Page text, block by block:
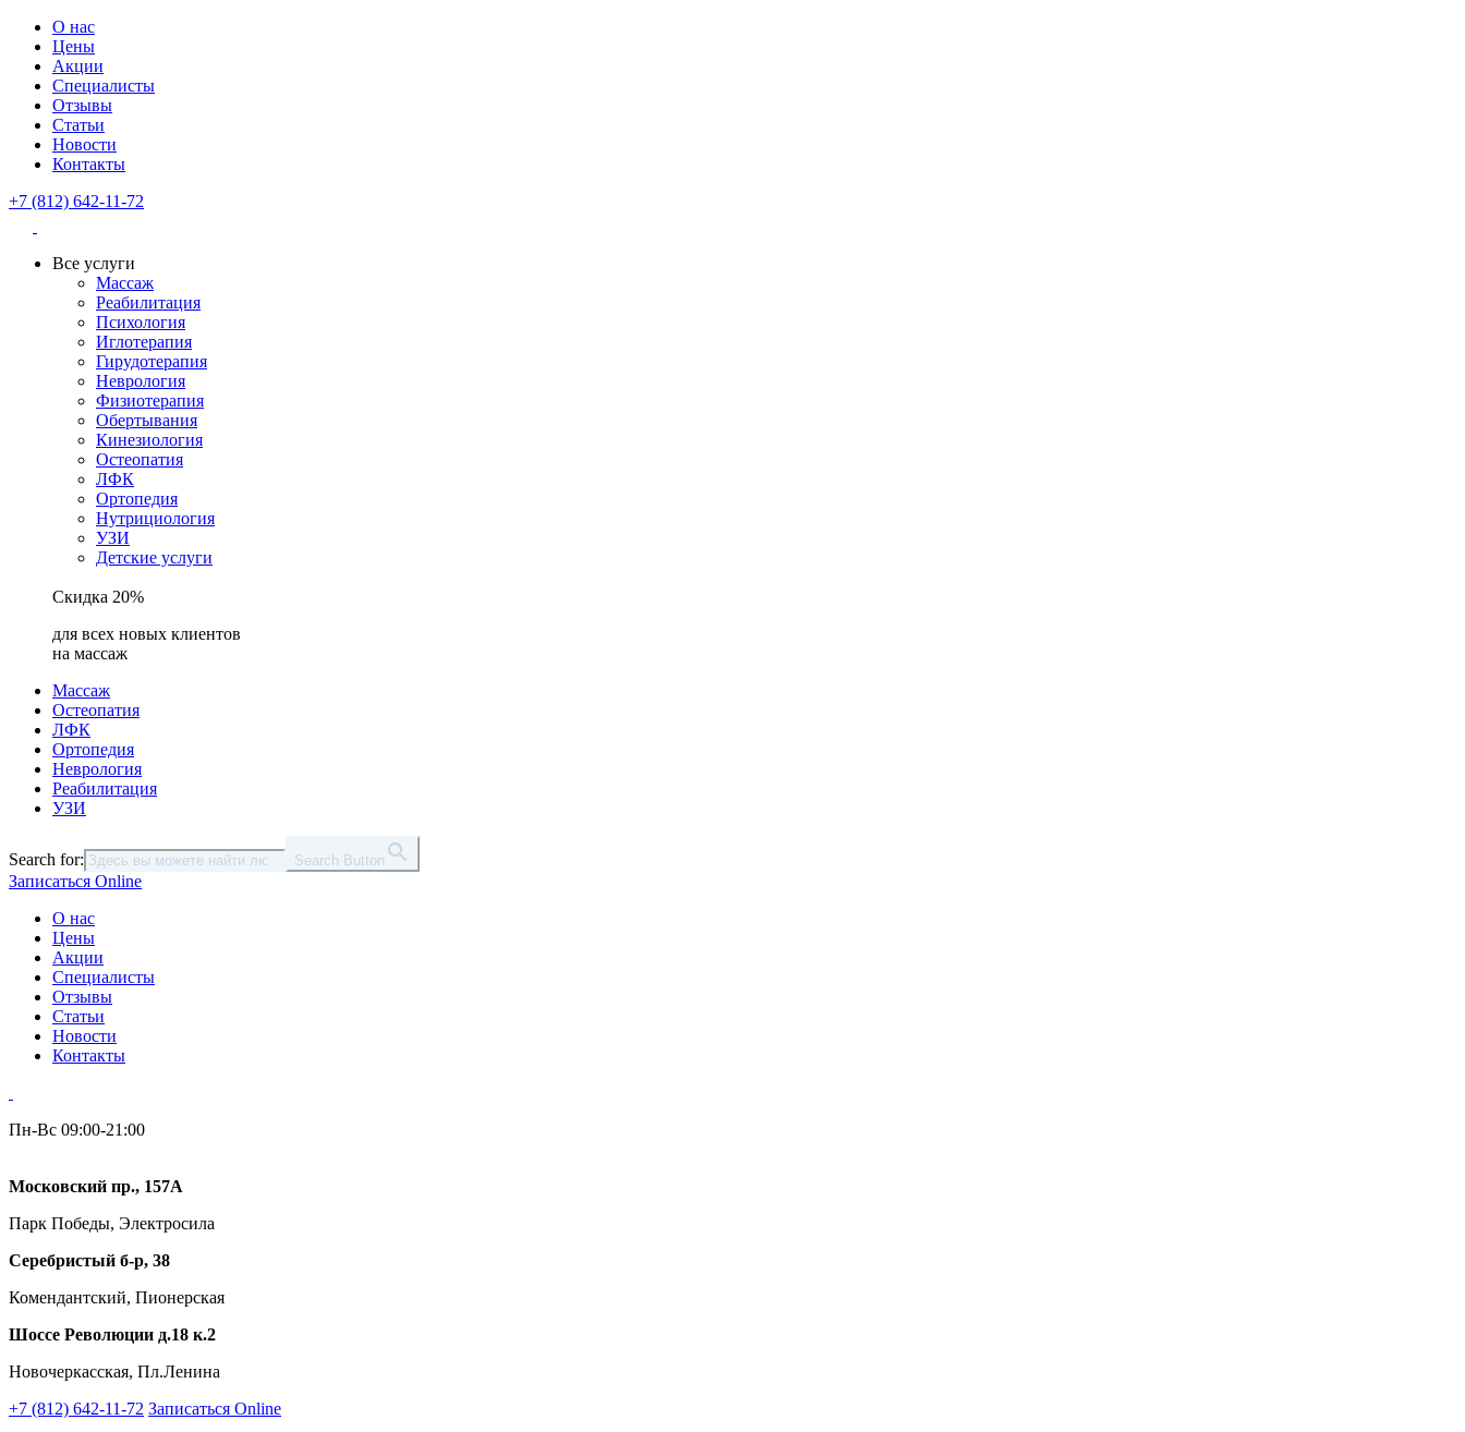
О нас
Цены
Акции
Специалисты
Отзывы
Статьи
Новости
Контакты
+7 (812) 642-11-72
Все услуги
Массаж
Реабилитация
Психология
Иглотерапия
Гирудотерапия
Неврология
Физиотерапия
Обертывания
Кинезиология
Остеопатия
ЛФК
Ортопедия
Нутрициология
УЗИ
Детские услуги
Скидка 20%
для всех новых клиентов
на массаж
Массаж
Остеопатия
ЛФК
Ортопедия
Неврология
Реабилитация
УЗИ
Search for: Search Button
Записаться Online
О нас
Цены
Акции
Специалисты
Отзывы
Статьи
Новости
Контакты
Пн-Вс 09:00-21:00
Московский пр., 157А
Парк Победы, Электросила
Серебристый б-р, 38
Комендантский, Пионерская
Шоссе Революции д.18 к.2
Новочеркасская, Пл.Ленина
+7 (812) 642-11-72 Записаться Online